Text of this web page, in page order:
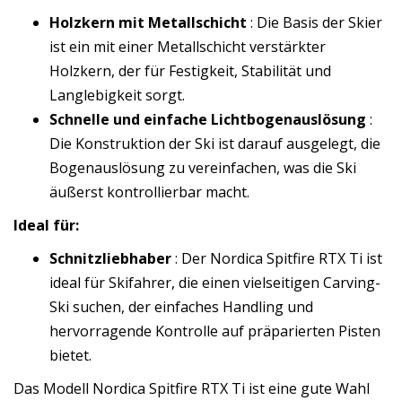
Holzkern mit Metallschicht : Die Basis der Skier
ist ein mit einer Metallschicht verstärkter
Holzkern, der für Festigkeit, Stabilität und
Langlebigkeit sorgt.
Schnelle und einfache Lichtbogenauslösung :
Die Konstruktion der Ski ist darauf ausgelegt, die
Bogenauslösung zu vereinfachen, was die Ski
äußerst kontrollierbar macht.
Ideal für:
Schnitzliebhaber: Der Nordica Spitfire RTX Ti ist
ideal für Skifahrer, die einen vielseitigen Carving-
Ski suchen, der einfaches Handling und
hervorragende Kontrolle auf präparierten Pisten
bietet.
Das Modell Nordica Spitfire RTX Ti ist eine gute Wahl